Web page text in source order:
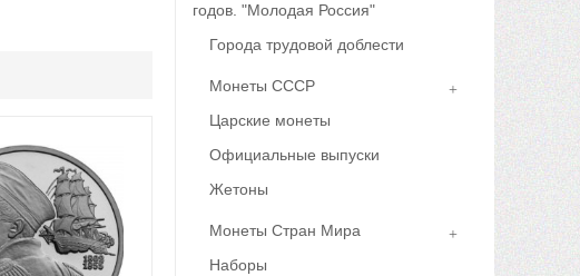
годов. "Молодая Россия"
Города трудовой доблести
Монеты СССР
Царские монеты
Официальные выпуски
Жетоны
Монеты Стран Мира
Наборы